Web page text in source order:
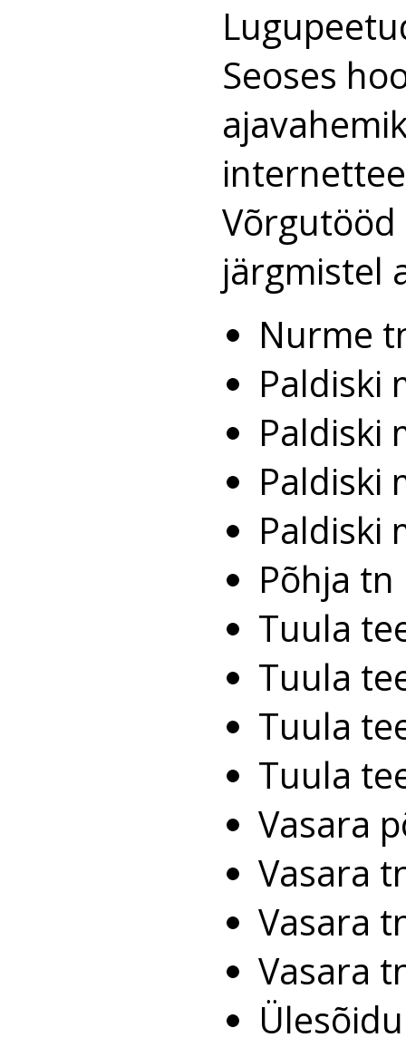
Seoses
järgmistel
Nurme
Paldiski
Paldiski
Paldiski
Paldiski
Põhja tn
Tuula
Tuula
Tuula
Tuula
Vasara
Vasara
Vasara
Vasara